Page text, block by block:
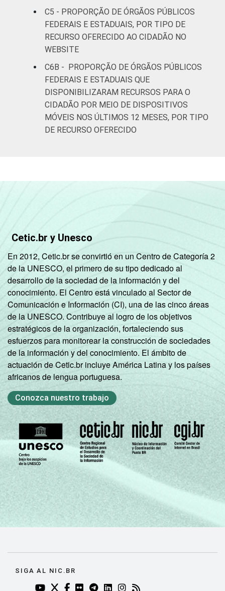
C5 - PROPORÇÃO DE ÓRGÃOS PÚBLICOS
FEDERAIS E ESTADUAIS, POR TIPO DE
RECURSO OFERECIDO AO CIDADÃO NO
WEBSITE
C6B - PROPORÇÃO DE ÓRGÃOS PÚBLICOS
FEDERAIS E ESTADUAIS QUE
DISPONIBILIZARAM RECURSOS PARA O
CIDADÃO POR MEIO DE DISPOSITIVOS
MÓVEIS NOS ÚLTIMOS 12 MESES, POR TIPO
DE RECURSO OFERECIDO
Cetic.br y Unesco
En 2012, Cetic.br se convirtió en un Centro de Categoría 2
de la UNESCO, el primero de su tipo dedicado al
desarrollo de la sociedad de la información y del
conocimiento. El Centro está vinculado al Sector de
Comunicación e Información (CI), una de las cinco áreas
de la UNESCO. Contribuye al logro de los objetivos
estratégicos de la organización, fortaleciendo sus
esfuerzos para monitorear la construcción de sociedades
de la información y del conocimiento. El ámbito de
actuación de Cetic.br incluye América Latina y los países
africanos de lengua portuguesa.
Conozca nuestro trabajo
SIGA AL NIC.BR
YOUTUBE DO NIC.BR (ABRE EM NOVA ABA)
TWITTER DO NIC.BR (ABRE EM NOVA ABA)
FACEBOOK DO NIC.BR (ABRE EM NOVA
FLICKR DO NIC.BR (ABRE EM NOVA
TELEGRAM DO NIC.BR (ABRE EM
LINKEDIN DO NIC.BR (ABRE
INSTAGRAM DO NIC.BR
RSS DO NIC.BR (ABRE